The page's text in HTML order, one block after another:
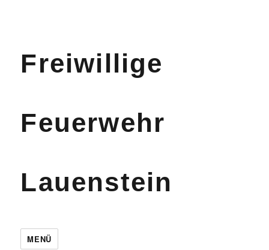
Freiwillige
Feuerwehr
Lauenstein
MENÜ